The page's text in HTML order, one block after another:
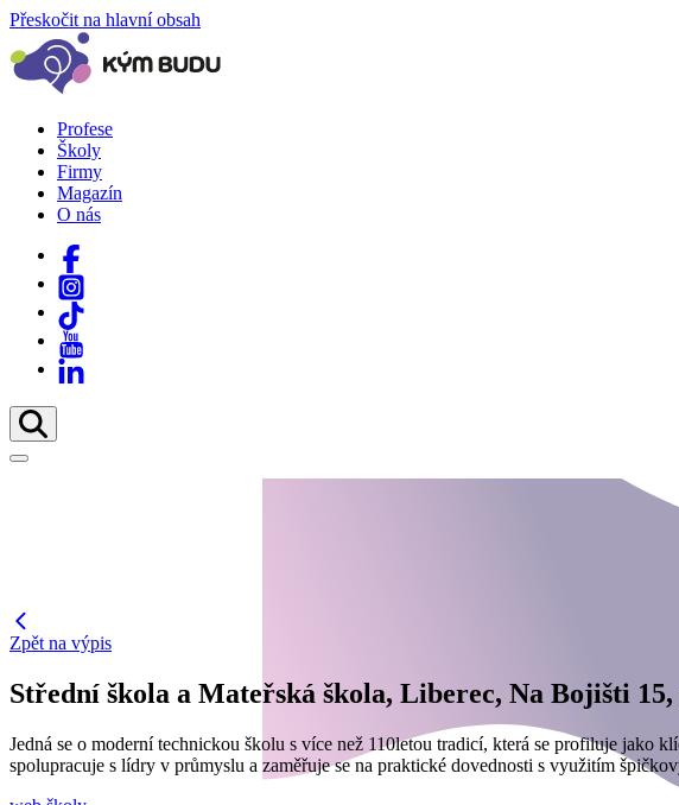
Přeskočit na hlavní obsah
Profese
Školy
Firmy
Magazín
O nás
Zpět na výpis
Střední škola a Mateřská škola, Liberec, Na Bojišti
Jedná se o moderní technickou školu s více než 110letou tradicí, která se profiluje
spolupracuje s lídry v průmyslu a zaměřuje se na praktické dovednosti s využitím